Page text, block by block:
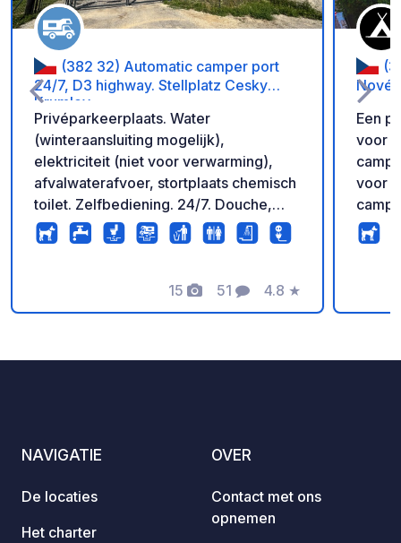
(382 32) Automatic camper port
24/7, D3 highway. Stellplatz Cesky
Krumlov
Privéparkeerplaats. Water
(winteraansluiting mogelijk),
elektriciteit (niet voor verwarming),
afvalwaterafvoer, stortplaats chemisch
toilet. Zelfbediening. 24/7. Douche,
toilet, minikeukenhoek. Zomer 2025,
vrijdag en zaterdag, bar geopend.
15
Foto's
51
Commentaren
4.8
Beoordeling
★
Nové
Een
voor
voor
NAVIGATIE
De locaties
Het charter
OVER
Contact met ons
opnemen